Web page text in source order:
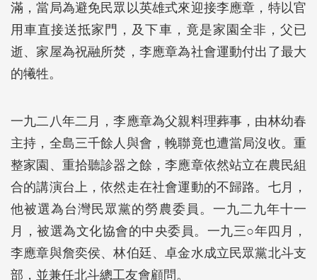
滿，當局為避免民眾以英雄式來迎接李應章，特以官
用車直接送抵家門，及下車，竟是家園全非，父已
逝、家屋為祝融所焚，李應章為社會運動付出了最大
的犧牲。
一九二八年二月，李應章為父親料理葬事，由林幼春
主持，全島三千餘人與會，輓聯竟也遭當局沒收。重
整家園、重拾聽診器之餘，李應章依然站立在農民組
合的講演台上，依然走在社會運動的不歸路。七月，
他被選為台灣民眾黨的勞農委員。一九二九年十一
月，被選為文化協會的中央委員。一九三○年四月，
李應章與詹奕侯、林伯廷、卓金水成立民眾黨北斗支
部，並兼任北斗總工友會顧問。